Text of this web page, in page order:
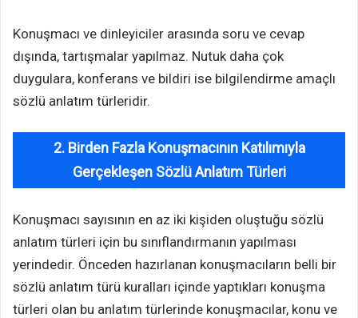
Konuşmacı ve dinleyiciler arasında soru ve cevap
dışında, tartışmalar yapılmaz. Nutuk daha çok
duygulara, konferans ve bildiri ise bilgilendirme amaçlı
sözlü anlatım türleridir.
2. Birden Fazla Konuşmacının Katılımıyla
Gerçekleşen Sözlü Anlatım Türleri
Konuşmacı sayısının en az iki kişiden oluştuğu sözlü
anlatım türleri için bu sınıflandırmanın yapılması
yerindedir. Önceden hazırlanan konuşmacıların belli bir
sözlü anlatım türü kuralları içinde yaptıkları konuşma
türleri olan bu anlatım türlerinde konuşmacılar, konu ve